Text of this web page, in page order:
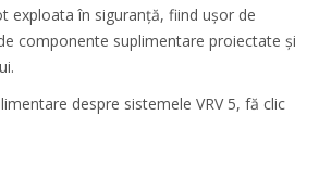
exploata în siguranță, fiind ușor de
componente suplimentare proiectate și
despre sistemele VRV 5, fă clic